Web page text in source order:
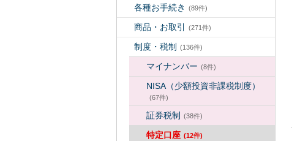
各種お手続き (89件)
商品・お取引 (271件)
制度・税制 (136件)
マイナンバー (8件)
NISA（少額投資非課税制度）
(67件)
証券税制 (38件)
特定口座 (12件)